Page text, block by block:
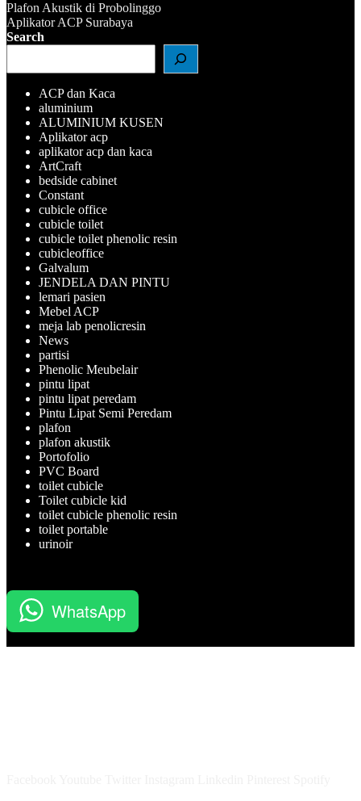
Navigasi
pos
Plafon Akustik di Probolinggo
Aplikator ACP Surabaya
Search
ACP dan Kaca
aluminium
ALUMINIUM KUSEN
Aplikator acp
aplikator acp dan kaca
ArtCraft
bedside cabinet
Constant
cubicle office
cubicle toilet
cubicle toilet phenolic resin
cubicleoffice
Galvalum
JENDELA DAN PINTU
lemari pasien
Mebel ACP
meja lab penolicresin
News
partisi
Phenolic Meubelair
pintu lipat
pintu lipat peredam
Pintu Lipat Semi Peredam
plafon
plafon akustik
Portofolio
PVC Board
toilet cubicle
Toilet cubicle kid
toilet cubicle phenolic resin
toilet portable
urinoir
WhatsApp